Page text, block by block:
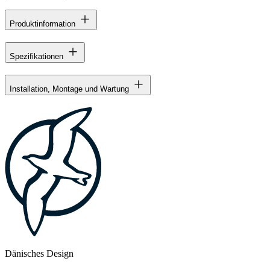
Produktinformation
Spezifikationen
Installation, Montage und Wartung
Dänisches Design